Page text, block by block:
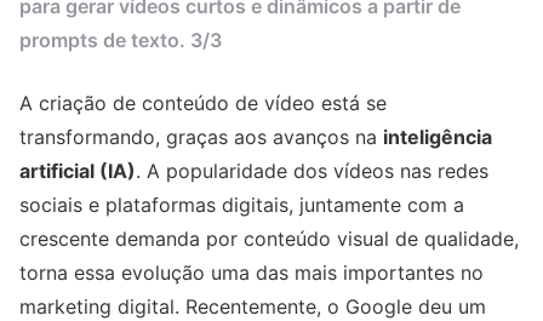
para gerar vídeos curtos e dinâmicos a partir de
prompts de texto. 3/3
A criação de conteúdo de vídeo está se
transformando, graças aos avanços na inteligência
artificial (IA). A popularidade dos vídeos nas redes
sociais e plataformas digitais, juntamente com a
crescente demanda por conteúdo visual de qualidade,
torna essa evolução uma das mais importantes no
marketing digital. Recentemente, o Google deu um